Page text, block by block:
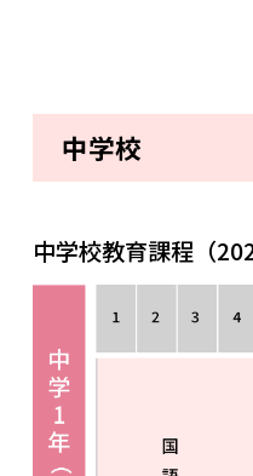
中学校
中学校教育課程（